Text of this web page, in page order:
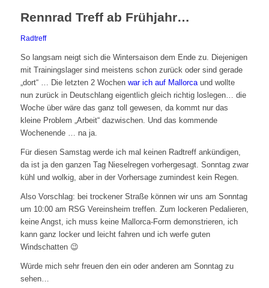
Rennrad Treff ab Frühjahr…
Radtreff
So langsam neigt sich die Wintersaison dem Ende zu. Diejenigen
mit Trainingslager sind meistens schon zurück oder sind gerade
„dort“ … Die letzten 2 Wochen war ich auf Mallorcaund wollte
nun zurück in Deutschlang eigentlich gleich richtig loslegen… die
Woche über wäre das ganz toll gewesen, da kommt nur das
kleine Problem „Arbeit“ dazwischen. Und das kommende
Wochenende … na ja.
Für diesen Samstag werde ich mal keinen Radtreff ankündigen,
da ist ja den ganzen Tag Nieselregen vorhergesagt. Sonntag zwar
kühl und wolkig, aber in der Vorhersage zumindest kein Regen.
Also Vorschlag: bei trockener Straße können wir uns am Sonntag
um 10:00 am RSG Vereinsheim treffen. Zum lockeren Pedalieren,
keine Angst, ich muss keine Mallorca-Form demonstrieren, ich
kann ganz locker und leicht fahren und ich werfe guten
Windschatten 😉
Würde mich sehr freuen den ein oder anderen am Sonntag zu
sehen…